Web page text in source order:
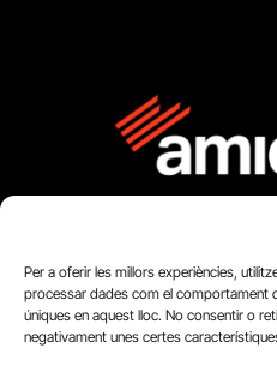
Per a oferir les millors experiències,
processar dades com el comportament
úniques en aquest lloc. No consentir o
negativament unes certes